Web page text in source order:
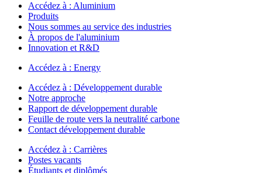
Accédez à : Aluminium
Produits
Nous sommes au service des industries
À propos de l'aluminium
Innovation et R&D
Accédez à : Energy
Accédez à : Développement durable
Notre approche
Rapport de développement durable
Feuille de route vers la neutralité carbone
Contact développement durable
Accédez à : Carrières
Postes vacants
Étudiants et diplômés